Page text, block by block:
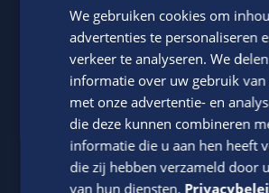
Bärbel Sekewaël
We gebruiken cookies om
advertenties te personaliseren
verkeer te analyseren. We
informatie over uw gebruik van
met onze advertentie- en
die deze kunnen combineren
informatie die u aan hen heeft
die zij hebben verzameld door
van hun diensten.